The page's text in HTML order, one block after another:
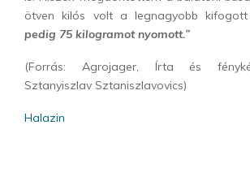
ötven kilós volt a legnagyobb
pedig 75 kilogramot nyomott.”
(Forrás: Agrojager, Írta és
Sztanyiszlav Sztaniszlavovics)
Halazin